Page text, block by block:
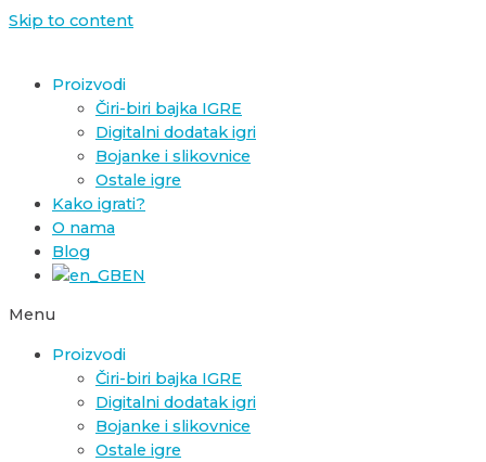
Skip to content
Proizvodi
Čiri-biri bajka IGRE
Digitalni dodatak igri
Bojanke i slikovnice
Ostale igre
Kako igrati?
O nama
Blog
EN
Menu
Proizvodi
Čiri-biri bajka IGRE
Digitalni dodatak igri
Bojanke i slikovnice
Ostale igre